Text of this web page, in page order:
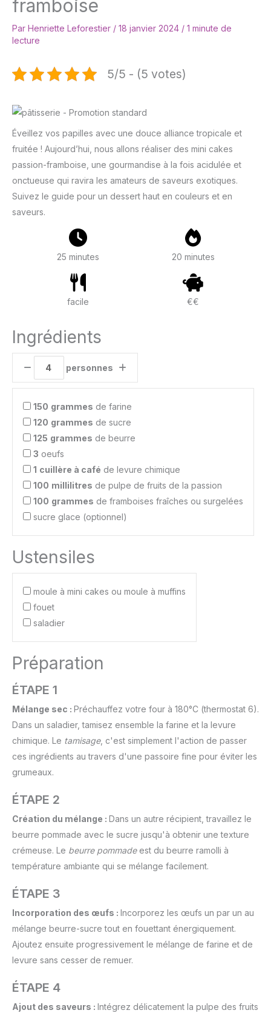
framboise
Par Henriette Leforestier / 18 janvier 2024 / 1 minute de
lecture
5/5 - (5 votes)
Éveillez vos papilles avec une douce alliance tropicale et
fruitée ! Aujourd’hui, nous allons réaliser des mini cakes
passion-framboise, une gourmandise à la fois acidulée et
onctueuse qui ravira les amateurs de saveurs exotiques.
Suivez le guide pour un dessert haut en couleurs et en
saveurs.
25 minutes 20 minutes
facile €€
Ingrédients
personnes
150 grammes de farine
120 grammes de sucre
125 grammes de beurre
3 oeufs
1 cuillère à café de levure chimique
100 millilitres de pulpe de fruits de la passion
100 grammes de framboises fraîches ou surgelées
sucre glace (optionnel)
Ustensiles
moule à mini cakes ou moule à muffins
fouet
saladier
Préparation
ÉTAPE 1
Mélange sec : Préchauffez votre four à 180°C (thermostat 6).
Dans un saladier, tamisez ensemble la farine et la levure
chimique. Le tamisage, c'est simplement l'action de passer
ces ingrédients au travers d'une passoire fine pour éviter les
grumeaux.
ÉTAPE 2
Création du mélange : Dans un autre récipient, travaillez le
beurre pommade avec le sucre jusqu'à obtenir une texture
crémeuse. Le beurre pommadeest du beurre ramolli à
température ambiante qui se mélange facilement.
ÉTAPE 3
Incorporation des œufs : Incorporez les œufs un par un au
mélange beurre-sucre tout en fouettant énergiquement.
Ajoutez ensuite progressivement le mélange de farine et de
levure sans cesser de remuer.
ÉTAPE 4
Ajout des saveurs : Intégrez délicatement la pulpe des fruits